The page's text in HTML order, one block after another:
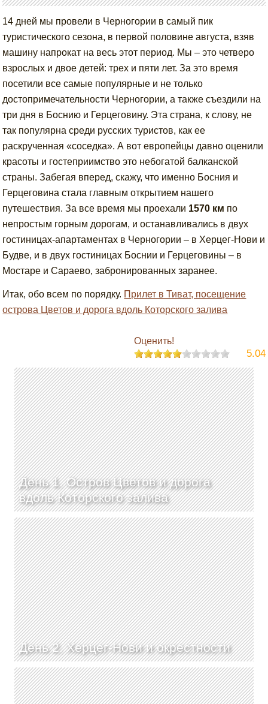
14 дней мы провели в Черногории в самый пик
туристического сезона, в первой половине августа, взяв
машину напрокат на весь этот период. Мы – это четверо
взрослых и двое детей: трех и пяти лет. За это время
посетили все самые популярные и не только
достопримечательности Черногории, а также съездили на
три дня в Боснию и Герцеговину. Эта страна, к слову, не
так популярна среди русских туристов, как ее
раскрученная «соседка». А вот европейцы давно оценили
красоты и гостеприимство это небогатой балканской
страны. Забегая вперед, скажу, что именно Босния и
Герцеговина стала главным открытием нашего
путешествия. За все время мы проехали 1570 км по
непростым горным дорогам, и останавливались в двух
гостиницах-апартаментах в Черногории – в Херцег-Нови и
Будве, и в двух гостиницах Боснии и Герцеговины – в
Мостаре и Сараево, забронированных заранее.
Итак, обо всем по порядку. Прилет в Тиват, посещение
острова Цветов и дорога вдоль Которского залива
Оценить!
5.04
День 1. Остров Цветов и дорога
вдоль Которского залива
День 2. Херцег-Нови и окрестности